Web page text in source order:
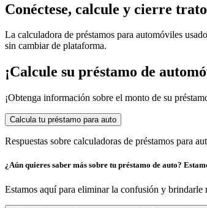
Conéctese, calcule y cierre
La calculadora de préstamos para automóviles
sin cambiar de plataforma.
¡Calcule su préstamo de
¡Obtenga información sobre el monto de su
Calcula tu préstamo para auto
Respuestas sobre calculadoras de préstamos para
¿Aún quieres saber más sobre tu préstamo de auto?
Estamos aquí para eliminar la confusión y brindarle